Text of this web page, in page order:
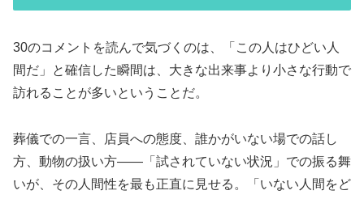
30のコメントを読んで気づくのは、「この人はひどい人
間だ」と確信した瞬間は、大きな出来事より小さな行動で
訪れることが多いということだ。
葬儀での一言、店員への態度、誰かがいない場での話し
方、動物の扱い方——「試されていない状況」での振る舞
いが、その人間性を最も正直に見せる。「いない人間をど